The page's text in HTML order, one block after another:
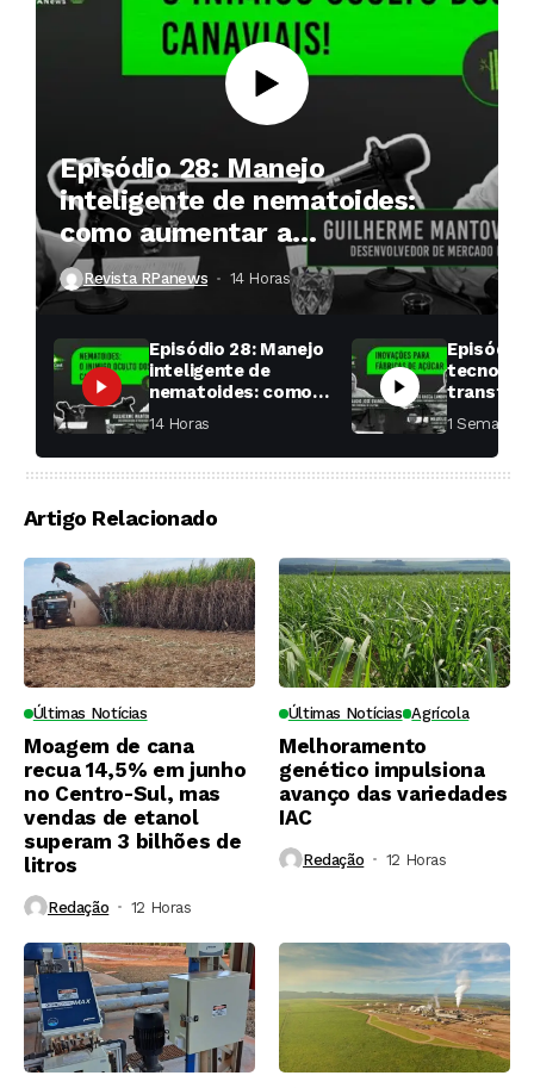
Episódio 28: Manejo
inteligente de nematoides:
como aumentar a
produtividade das soqueiras?
Revista RPanews 14 Horas ⁮
Episódio 28: Manejo
inteligente de
nematoides: como
aumentar a
produtividade das
soqueiras?
14 Horas ⁮
Episódio
fábricas
1 Semana ⁮
Artigo Relacionado
Últimas Notícias
Moagem de cana
recua 14,5% em junho
no Centro-Sul, mas
vendas de etanol
superam 3 bilhões de
litros
Redação 12 Horas ⁮
Últimas Notícias Agrícola
Melhoramento
genético impulsiona
avanço das variedades
IAC
Redação 12 Horas ⁮